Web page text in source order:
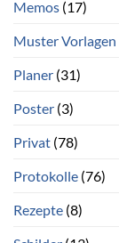
Memos (17)
Muster Vorlagen
Planer (31)
Poster (3)
Privat (78)
Protokolle (76)
Rezepte (8)